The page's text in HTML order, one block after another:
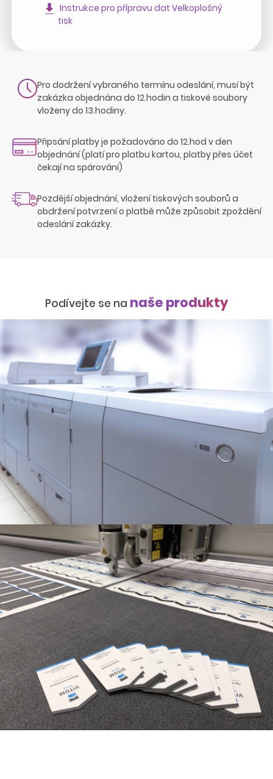
Instrukce pro přípravu dat Velkoplošný
tisk
Pro dodržení vybraného termínu odeslání, musí být
zakázka objednána do 12.hodin a tiskové soubory
vloženy do 13.hodiny.
Připsání platby je požadováno do 12.hod v den
objednání (platí pro platbu kartou, platby přes účet
čekají na spárování)
Pozdější objednání, vložení tiskových souborů a
obdržení potvrzení o platbě může způsobit zpoždění
odeslání zakázky.
Podívejte se na naše produkty